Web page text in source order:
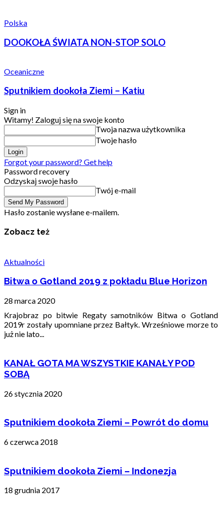
Polska
DOOKOŁA ŚWIATA NON-STOP SOLO
Oceaniczne
Sputnikiem dookoła Ziemi – Katiu
Sign in
Witamy! Zaloguj się na swoje konto
Twoja nazwa użytkownika
Twoje hasło
Forgot your password? Get help
Password recovery
Odzyskaj swoje hasło
Twój e-mail
Hasło zostanie wysłane e-mailem.
Zobacz też
Aktualności
Bitwa o Gotland 2019 z pokładu Blue Horizon
28 marca 2020
Krajobraz po bitwie Regaty samotników Bitwa o Gotland
2019r zostały upomniane przez Bałtyk. Wrześniowe morze to
już nie lato...
KANAŁ GOTA MA WSZYSTKIE KANAŁY POD
SOBĄ
26 stycznia 2020
Sputnikiem dookoła Ziemi – Powrót do domu
6 czerwca 2018
Sputnikiem dookoła Ziemi – Indonezja
18 grudnia 2017